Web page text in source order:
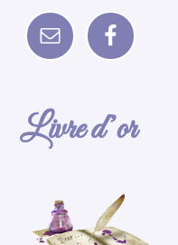
Livre d’or